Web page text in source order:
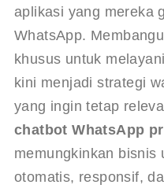
aplikasi yang mereka
WhatsApp.
khusus untuk
kini menjadi strategi
yang ingin tetap
chatbot WhatsApp
memungkinkan bisnis
otomatis, responsif,